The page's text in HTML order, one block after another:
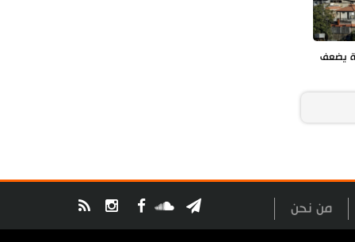
يضعف
من نحن